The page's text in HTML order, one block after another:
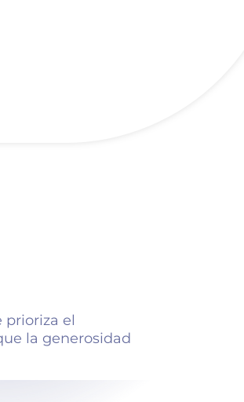
prioriza el
la generosidad